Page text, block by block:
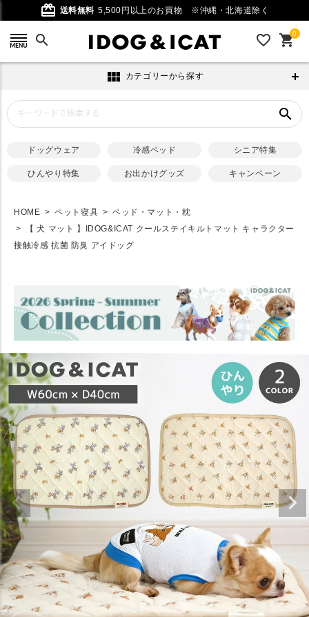
card_giftcard 送料無料 5,500円以上のお買物 ※沖縄・北海道除く
search favorite_outline 0
shopping_cart
view_module カテゴリーから探す
search
ドッグウェア 冷感ベッド シニア特集
ひんやり特集 お出かけグッズ キャンペーン
HOME ペット寝具
ベッド・マット・枕
【 犬 マット 】IDOG&ICAT クールステイキルトマット キャラクター
接触冷感 抗菌 防臭 アイドッグ